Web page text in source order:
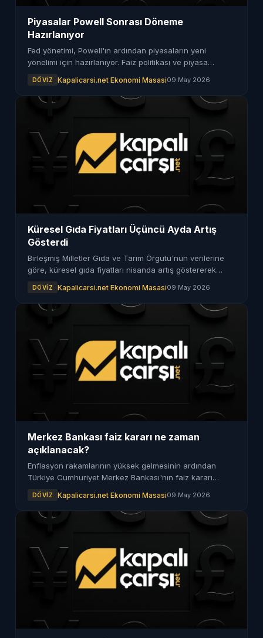
Piyasalar Powell Sonrası Döneme
Hazırlanıyor
Fed yönetimi, Powell'ın ardından piyasaların yeni
yönelimi için hazırlanıyor. Faiz politikası ve piyasa
DÖVIZ Kapalicarsi.net Ekonomi Masasi09 May 2026
Küresel Gıda Fiyatları Üçüncü Ayda Artış
Gösterdi
Birleşmiş Milletler Gıda ve Tarım Örgütü'nün verilerine
göre, küresel gıda fiyatları nisanda artış göstererek
fiyatlarındaki yükselişle birlikte yüzde 1,6 arttı.
DÖVIZ Kapalicarsi.net Ekonomi Masasi09 May 2026
Merkez Bankası faiz kararı ne zaman
açıklanacak?
Enflasyon rakamlarının yüksek gelmesinin ardından
Türkiye Cumhuriyet Merkez Bankası'nın faiz kararı
araştırılıyor.
DÖVIZ Kapalicarsi.net Ekonomi Masasi09 May 2026